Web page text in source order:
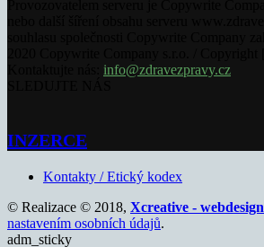
info@zdravezpravy.cz
INZERCE
Kontakty / Etický kodex
© Realizace © 2018, Xcreative - webdesign
nastavením osobních údajů.
adm_sticky